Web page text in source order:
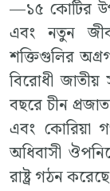
—১৫ কোটির
এবং নতুন
শক্তিগুলির
বিরোধী
বছরে চীন
এবং কোরিয়া
অধিবাসী
রাষ্ট্র গঠন